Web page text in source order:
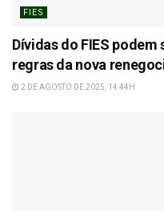
FIES
Dívidas do FIES podem
regras da nova
2 DE AGOSTO DE 2025, 14:44H